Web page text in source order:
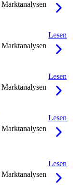
Marktanalysen
Marktanalysen
Lesen
Marktanalysen
Lesen
Marktanalysen
Lesen
Marktanalysen
Lesen